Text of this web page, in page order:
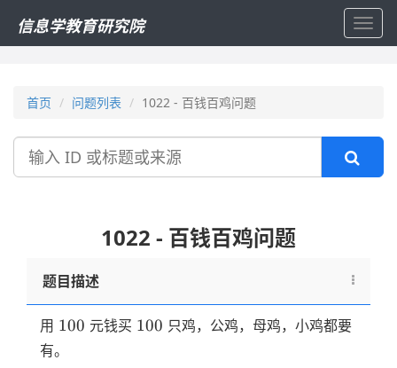
信息学教育研究院
首页 问题列表 1022 - 百钱百鸡问题
搜
1022 - 百钱百鸡问题
题目描述
用 100
100 元钱买 100
100 只鸡，公鸡，母鸡，小鸡都要
有。